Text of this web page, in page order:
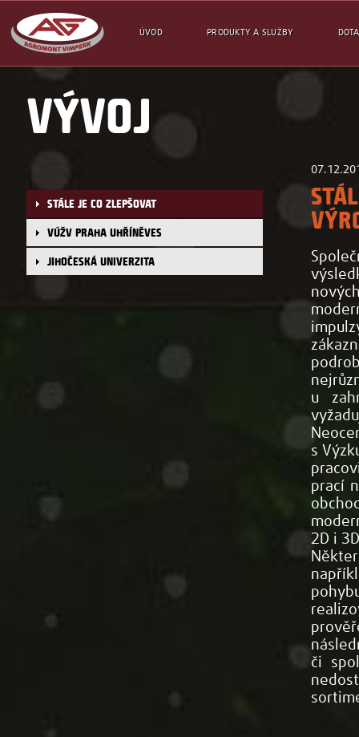
ÚVOD PRODUKTY A SLUŽBY
VÝVOJ
STÁLE JE CO ZLEPŠOVAT
VÚŽV PRAHA UHŘÍNĚVES
JIHOČESKÁ UNIVERZITA
u
s
prací
2D i
či